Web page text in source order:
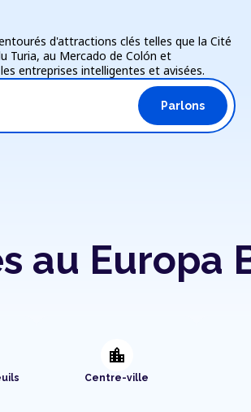
d'attractions clés telles que la Cité
Turia, au Mercado de Colón et
entreprises intelligentes et avisées.
Parlons
au Europa
location_city
Centre-ville